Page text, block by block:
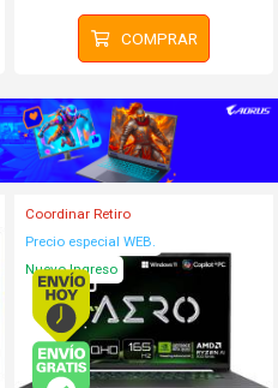
COMPRAR
antes de 13Hs.
Coordinar Retiro
Precio especial WEB.
Nuevo Ingreso